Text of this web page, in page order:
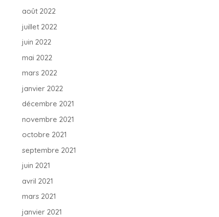
août 2022
juillet 2022
juin 2022
mai 2022
mars 2022
janvier 2022
décembre 2021
novembre 2021
octobre 2021
septembre 2021
juin 2021
avril 2021
mars 2021
janvier 2021